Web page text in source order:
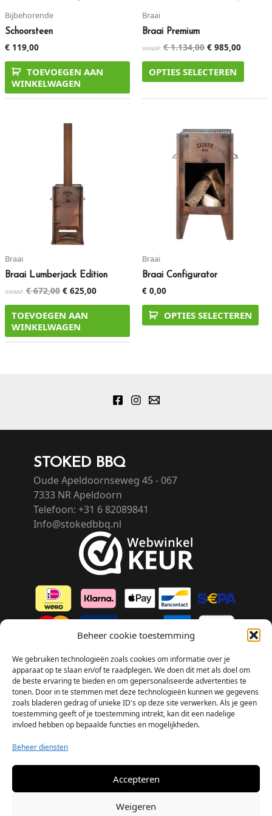
Beheer cookie toestemming
We gebruiken technologieën zoals cookies om informatie over je
apparaat op te slaan en/of te raadplegen. We doen dit met als doel om
de beste ervaring te bieden en om gepersonaliseerde advertenties te
tonen. Door in te stemmen met deze technologieën kunnen we gegevens
zoals bladeren gedrag of unieke ID's op deze site verwerken. Als je geen
toestemming geeft of je toestemming intrekt, kan dit een nadelige
invloed hebben op bepaalde functies en mogelijkheden.
Beheer diensten
Accepteren
Weigeren
Bijbehorende
Schoorsteen
€ 119,00
TOEVOEGEN AAN
WINKELWAGEN
Braai
Braai Premium
VANAF: €1.134,00 € 985,00
OPTIES SELECTEREN
Braai
Braai Lumberjack Edition
VANAF:€672,00
Oorspronkelijke
€ 625,00
TOEVOEGEN AAN
WINKELWAGEN
Braai
Braai Configurator
€ 0,00
OPTIES SELECTEREN
STOKED BBQ
Oude Apeldoornseweg 45 - 067
7333 NR Apeldoorn
Telefoon: +31 6 82089841
Info@stokedbbq.nl
FAQ (Veelgestelde vragen)
Algemene voorwaarden
Privacybeleid
Disclaimer